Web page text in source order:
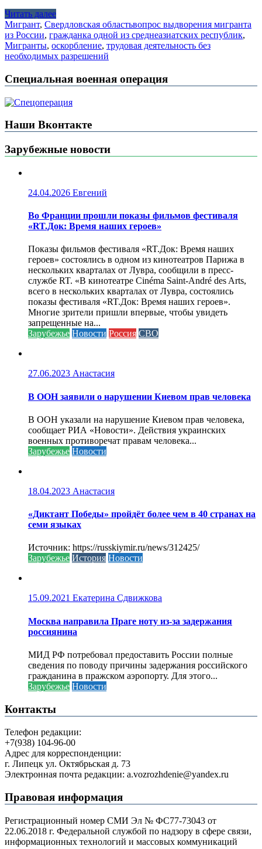
Читать далее
Мигрант, Свердловская областьвопрос выдворения мигранта
из России, гражданка одной из среднеазиатских республик,
Мигранты, оскорбление, трудовая деятельность без
необходимых разрешений
Специальная военная операция
Наши Вконтакте
Зарубежные новости
24.04.2026 Евгений
Во Франции прошли показы фильмов фестиваля
«RT.Док: Время наших героев»
Показы фильмов фестиваля «RT.Док: Время наших
героев» состоялись в одном из кинотеатров Парижа в
нескольких кварталах от Лувра, сообщили в пресс-
службе RT. «В кинотеатре Cinéma Saint-André des Arts,
всего в нескольких кварталах от Лувра, состоялись
показы фестиваля «RT.Док: Время наших героев».
Многие зрители пришли впервые, чтобы увидеть
запрещенные на...
Зарубежье Новости Россия СВО
27.06.2023 Анастасия
В ООН заявили о нарушении Киевом прав человека
В ООН указали на нарушение Киевом прав человека,
сообщает РИА «Новости». Действия украинских
военных противоречат правам человека...
Зарубежье Новости
18.04.2023 Анастасия
«Диктант Победы» пройдёт более чем в 40 странах на
семи языках
Источник: https://russkiymir.ru/news/312425/
Зарубежье История Новости
15.09.2021 Екатерина Сдвижкова
Москва направила Праге ноту из-за задержания
россиянина
МИД РФ потребовал предоставить России полные
сведения по поводу причины задержания российского
гражданина в пражском аэропорту. Для этого...
Зарубежье Новости
Контакты
Телефон редакции:
+7(938) 104-96-00
Адрес для корреспонденции:
г. Липецк ул. Октябрьская д. 73
Электронная почта редакции: a.vozrozhdenie@yandex.ru
Правовая информация
Регистрационный номер СМИ Эл № ФС77-73043 от
22.06.2018 г. Федеральной службой по надзору в сфере связи,
информационных технологий и массовых коммуникаций